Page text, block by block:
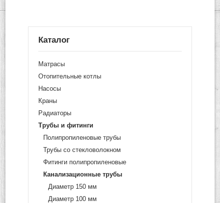
Каталог
Матрасы
Отопительные котлы
Насосы
Краны
Радиаторы
Трубы и фитинги
Полипропиленовые трубы
Трубы со стекловолокном
Фитинги полипропиленовые
Канализационные трубы
Диаметр 150 мм
Диаметр 100 мм